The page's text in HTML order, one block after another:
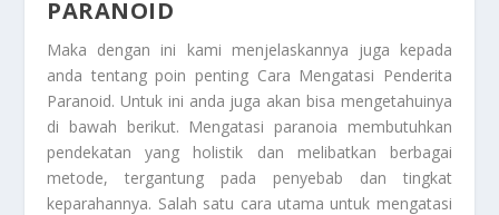
PARANOID
Maka dengan ini kami menjelaskannya juga kepada
anda tentang poin penting Cara Mengatasi Penderita
Paranoid. Untuk ini anda juga akan bisa mengetahuinya
di bawah berikut. Mengatasi paranoia membutuhkan
pendekatan yang holistik dan melibatkan berbagai
metode, tergantung pada penyebab dan tingkat
keparahannya. Salah satu cara utama untuk mengatasi